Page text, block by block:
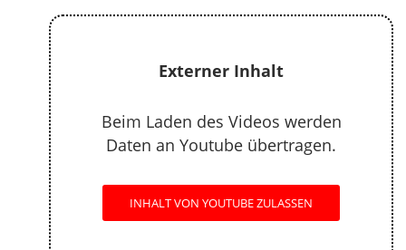
Externer Inhalt
Beim Laden des Videos werden
Daten an Youtube übertragen.
INHALT VON YOUTUBE ZULASSEN